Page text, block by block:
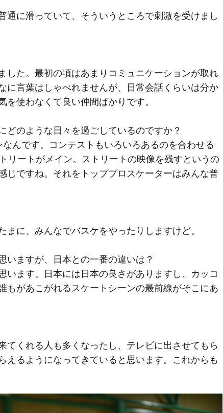
に滑っていて、そういうところで刺激を受けまし
た。最初の頃はあまりコミュニケーションが取れ
に言葉はしゃべれませんが、日常会話くらいは分か
使わなくて良い仲間ばかりです。
のような日々を過ごしているのですか？
んです。コンテストもいろいろあるのを合わせる
リートがメイン。ストリートの映像を残すというの
じですね。それをトッププロスケーターはみんな普
に、みんなでバスケをやったりしますけど。
ますが、日本との一番の違いは？
ます。日本には日本の良さがありますし、カッコ
もがあこがれるスケートシーンの最前線がそこにあ
くれる人も多くなったし、テレビに出させてもら
えるようになってきていると思います。これからも